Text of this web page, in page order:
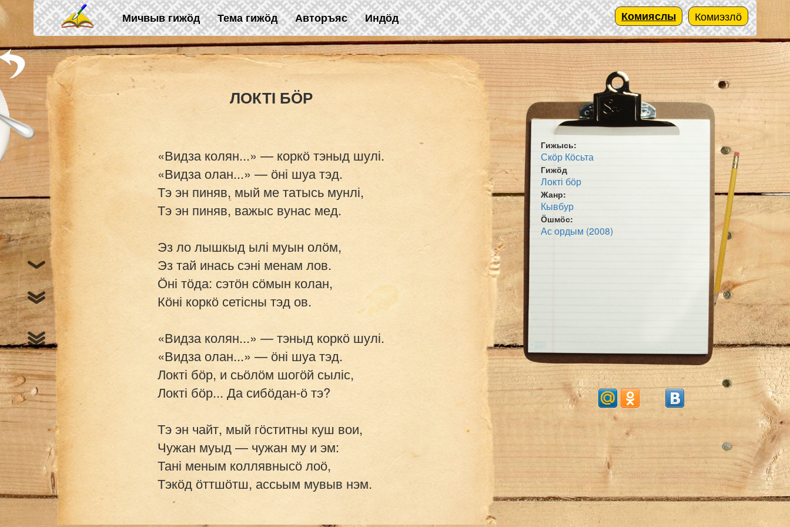
Skip to main content
Мичвыв гижӧд Тема гижӧд Авторъяс Индӧд Комиэзлӧ
Комияслы
ЛОКТІ БӦР
«Видза колян...» — коркӧ тэныд шулі.
«Видза олан...» — ӧні шуа тэд.
Тэ эн пиняв, мый ме татысь мунлі,
Тэ эн пиняв, важыс вунас мед.
Эз ло лышкыд ылі муын олӧм,
Эз тай инась сэні менам лов.
Ӧні тӧда: сэтӧн сӧмын колан,
Кӧні коркӧ сетісны тэд ов.
«Видза колян...» — тэныд коркӧ шулі.
«Видза олан...» — ӧні шуа тэд.
Локті бӧр, и сьӧлӧм шогӧй сыліс,
Локті бӧр... Да сибӧдан-ӧ тэ?
Тэ эн чайт, мый гӧститны куш вои,
Чужан муыд — чужан му и эм:
Тані меным коллявнысӧ лоӧ,
Гижысь:
Скӧр Кӧсьта
Гижӧд
Локті бӧр
Жанр:
Кывбур
Ӧшмӧс:
Ас ордым (2008)